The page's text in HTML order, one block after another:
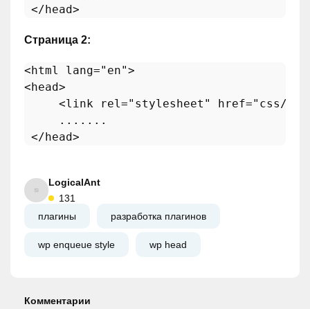
</head>
Страница 2:
<html lang="en">
<head>
<link rel="stylesheet" href="css/
     .......
</head>
LogicalAnt
131
плагины
разработка плагинов
wp enqueue style wp head
Комментарии